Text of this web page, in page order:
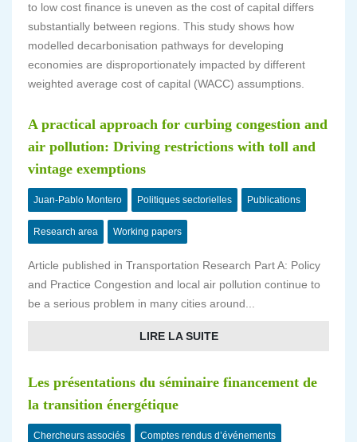
to low cost finance is uneven as the cost of capital differs
substantially between regions. This study shows how
modelled decarbonisation pathways for developing
economies are disproportionately impacted by different
weighted average cost of capital (WACC) assumptions.
A practical approach for curbing congestion and
air pollution: Driving restrictions with toll and
vintage exemptions
Juan-Pablo Montero Politiques sectorielles Publications
Research area Working papers
Article published in Transportation Research Part A: Policy
and Practice Congestion and local air pollution continue to
be a serious problem in many cities around...
LIRE LA SUITE
Les présentations du séminaire financement de
la transition énergétique
Chercheurs associés Comptes rendus d’événements